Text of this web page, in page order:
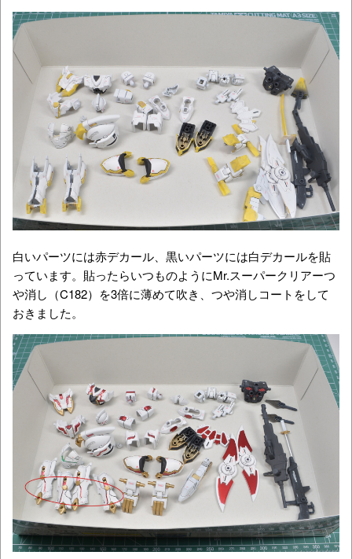
白いパーツには赤デカール、黒いパーツには白デカールを貼
っています。貼ったらいつものようにMr.スーパークリアーつ
や消し（C182）を3倍に薄めて吹き、つや消しコートをして
おきました。